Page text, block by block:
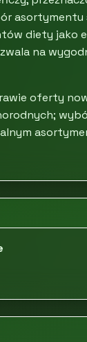
diety jako
na
oferty